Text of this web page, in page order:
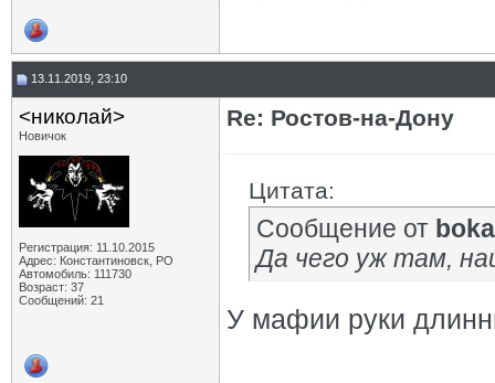
13.11.2019, 23:10
<николай>
Новичок
Регистрация: 11.10.2015
Адрес: Константиновск, РО
Автомобиль: 111730
Возраст: 37
Сообщений: 21
Re: Ростов-на-Дону
Цитата:
Сообщение от
Да чего уж там,
У мафии руки